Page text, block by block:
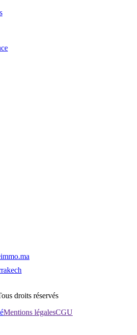
droits réservés
Mentions légalesCGU